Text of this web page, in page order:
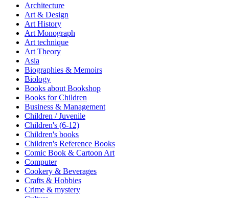
Architecture
Art & Design
Art History
Art Monograph
Art technique
Art Theory
Asia
Biographies & Memoirs
Biology
Books about Bookshop
Books for Children
Business & Management
Children / Juvenile
Children's (6-12)
Children's books
Children's Reference Books
Comic Book & Cartoon Art
Computer
Cookery & Beverages
Crafts & Hobbies
Crime & mystery